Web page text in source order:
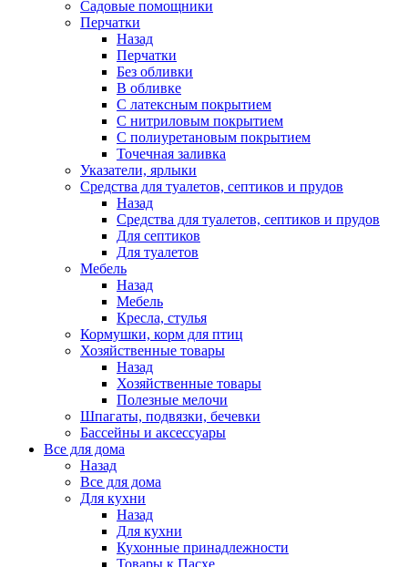
Садовые помощники
Перчатки
Назад
Перчатки
Без обливки
В обливке
С латексным покрытием
С нитриловым покрытием
С полиуретановым покрытием
Точечная заливка
Указатели, ярлыки
Средства для туалетов, септиков и прудов
Назад
Средства для туалетов, септиков и прудов
Для септиков
Для туалетов
Мебель
Назад
Мебель
Кресла, стулья
Кормушки, корм для птиц
Хозяйственные товары
Назад
Хозяйственные товары
Полезные мелочи
Шпагаты, подвязки, бечевки
Бассейны и аксессуары
Все для дома
Назад
Все для дома
Для кухни
Назад
Для кухни
Кухонные принадлежности
Товары к Пасхе